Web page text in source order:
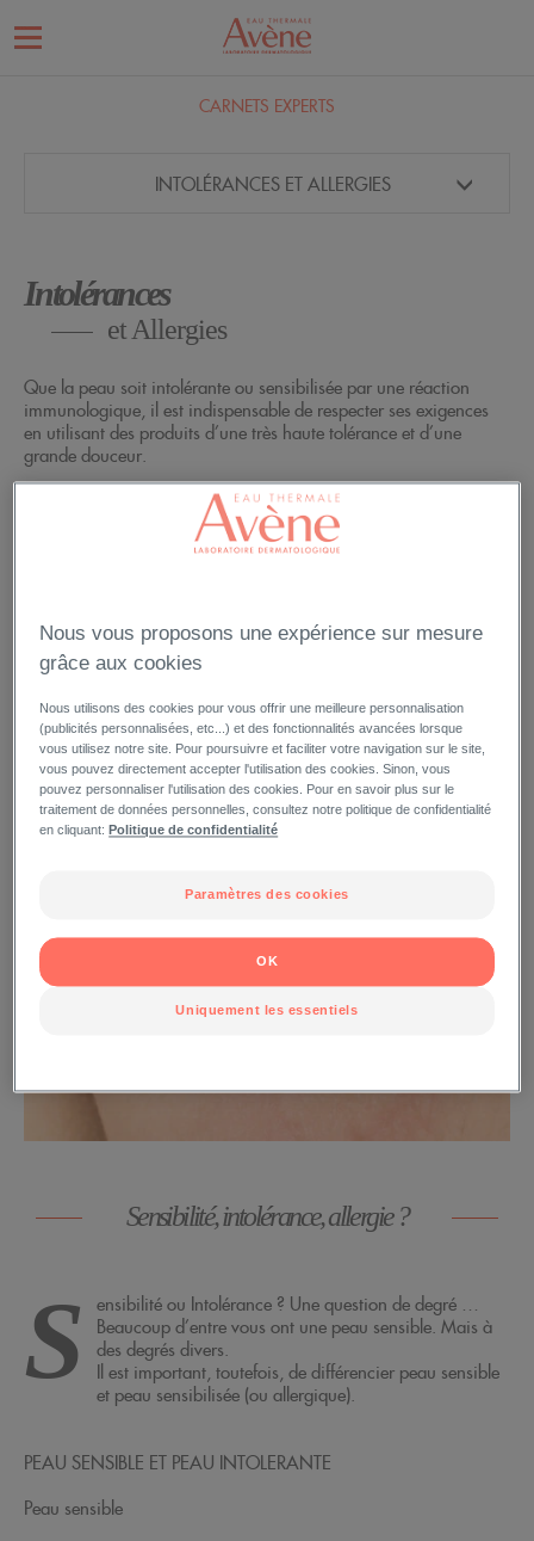
CARNETS EXPERTS
INTOLÉRANCES ET ALLERGIES
Intolérances
et Allergies
Que la peau soit intolérante ou sensibilisée par une réaction
immunologique, il est indispensable de respecter ses exigences
en utilisant des produits d’une très haute tolérance et d’une
grande douceur.
Quel que soit votre type de peau, certains facteurs peuvent
déclencher ou favoriser une sensibilité excessive : votre peau
Sensibilité, intolérance, allergie ?
S
ensibilité ou Intolérance ? Une question de degré …
Beaucoup d’entre vous ont une peau sensible. Mais à
des degrés divers.
Il est important, toutefois, de différencier peau sensible
et peau sensibilisée (ou allergique).
PEAU SENSIBLE ET PEAU INTOLERANTE
Peau sensible
Nous vous proposons une expérience sur mesure
grâce aux cookies
Nous utilisons des cookies pour vous offrir une meilleure personnalisation
(publicités personnalisées, etc...) et des fonctionnalités avancées lorsque
vous utilisez notre site. Pour poursuivre et faciliter votre navigation sur le site,
vous pouvez directement accepter l'utilisation des cookies. Sinon, vous
pouvez personnaliser l'utilisation des cookies. Pour en savoir plus sur le
traitement de données personnelles, consultez notre politique de confidentialité
en cliquant:Politique de confidentialité
Paramètres des cookies
Uniquement les essentiels
OK